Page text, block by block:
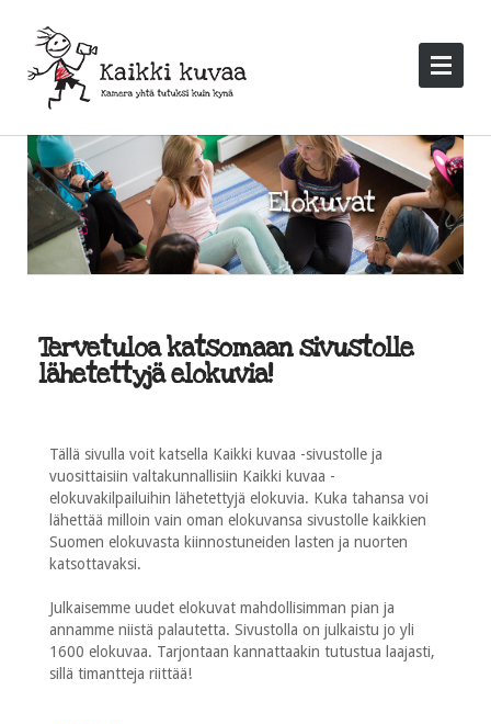
Tervetuloa katsomaan sivustolle
lähetettyjä elokuvia!
Tällä sivulla voit katsella Kaikki kuvaa -sivustolle ja
vuosittaisiin valtakunnallisiin Kaikki kuvaa -
elokuvakilpailuihin lähetettyjä elokuvia. Kuka tahansa voi
lähettää milloin vain oman elokuvansa sivustolle kaikkien
Suomen elokuvasta kiinnostuneiden lasten ja nuorten
katsottavaksi.
Julkaisemme uudet elokuvat mahdollisimman pian ja
annamme niistä palautetta. Sivustolla on julkaistu jo yli
1600 elokuvaa. Tarjontaan kannattaakin tutustua laajasti,
sillä timantteja riittää!